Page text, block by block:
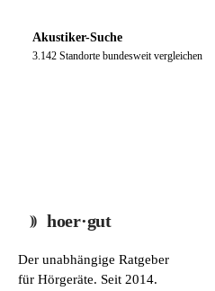
Akustiker-Suche
3.142 Standorte bundesweit vergleichen
hoer·gut
Der unabhängige Ratgeber
für Hörgeräte. Seit 2014.